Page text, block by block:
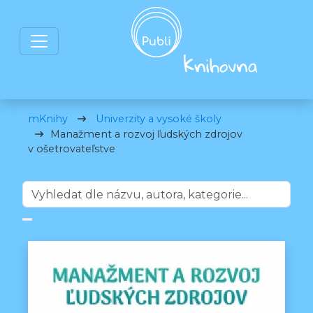
mKnihy
Univerzity a vysoké školy
Manažment a rozvoj ľudských zdrojov
v ošetrovateľstve